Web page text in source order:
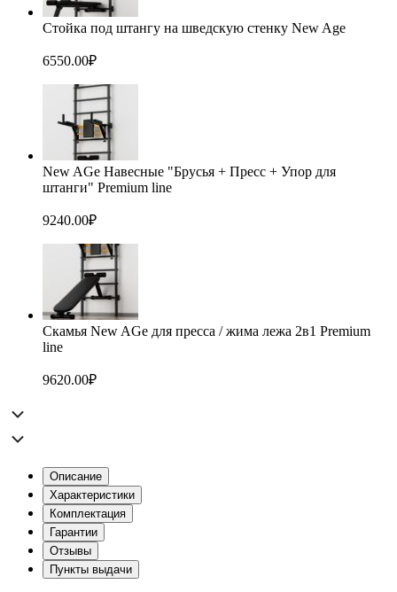
Стойка под штангу на шведскую стенку New Age
6550.00₽
New AGe Навесные "Брусья + Пресс + Упор для
штанги" Premium line
9240.00₽
Скамья New AGe для пресса / жима лежа 2в1 Premium
line
9620.00₽
Описание
Характеристики
Комплектация
Гарантии
Отзывы
Пункты выдачи